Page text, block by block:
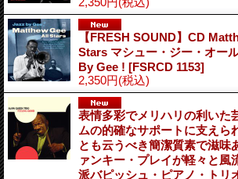
【FRESH SOUND】CD
Stars マシュー・ジー・オー
By Gee ! [FSRCD 1153]
2,350円(税込)
表情多彩でメリハリの利いた
ムの的確なサポートに支えら
とも云うべき簡潔質素で滋味
ァンキー・プレイが軽々と風
派バピッシュ・ピアノ・ト